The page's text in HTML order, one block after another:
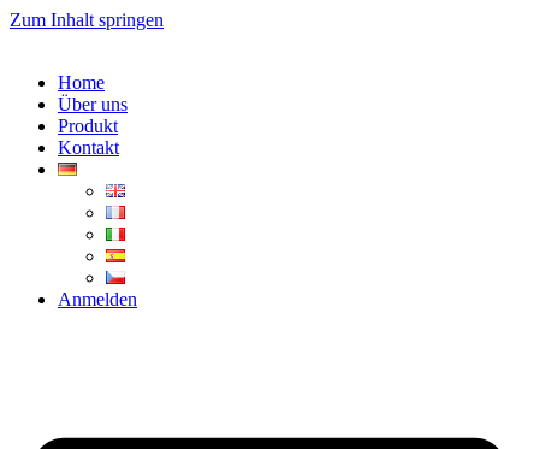
Zum Inhalt springen
Home
Über uns
Produkt
Kontakt
Anmelden